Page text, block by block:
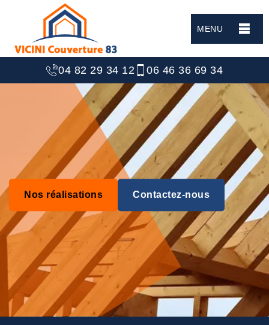
MENU
04 82 29 34 12 06 46 36 69 34
Nos réalisations Contactez-nous